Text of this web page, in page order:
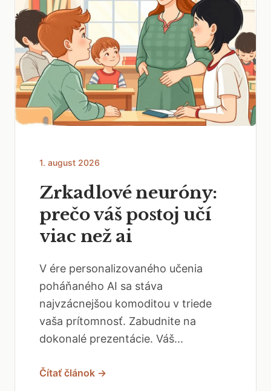
1. august 2026
Zrkadlové neuróny:
prečo váš postoj učí
viac než ai
V ére personalizovaného učenia
poháňaného AI sa stáva
najvzácnejšou komoditou v triede
vaša prítomnosť. Zabudnite na
dokonalé prezentácie. Váš...
Čítať článok →